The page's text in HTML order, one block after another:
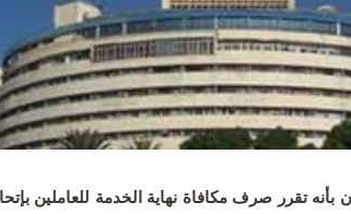
تقرر صرف مكافاة نهاية الخدمة للعاملين